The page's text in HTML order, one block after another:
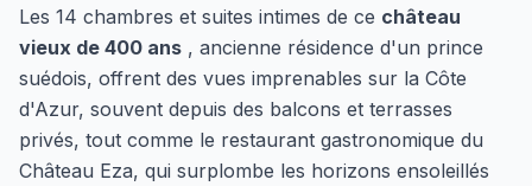
Les 14 chambres et suites intimes de ce château
vieux de 400 ans , ancienne résidence d'un prince
suédois, offrent des vues imprenables sur la Côte
d'Azur, souvent depuis des balcons et terrasses
privés, tout comme le restaurant gastronomique du
Château Eza, qui surplombe les horizons ensoleillés